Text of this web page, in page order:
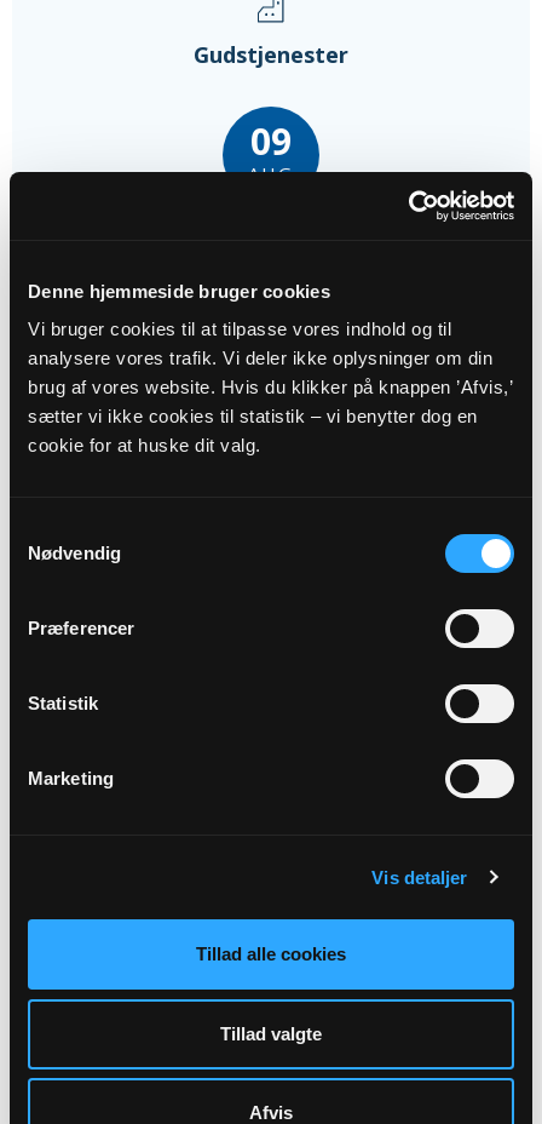
Denne hjemmeside bruger cookies
Vi bruger cookies til at tilpasse vores indhold og til
analysere vores trafik. Vi deler ikke oplysninger om din
brug af vores website. Hvis du klikker på knappen ’Afvis,’
sætter vi ikke cookies til statistik – vi benytter dog en
cookie for at huske dit valg.
Nødvendig
Præferencer
Statistik
Marketing
Vis detaljer
Tillad alle cookies
Tillad valgte
Afvis
Gudstjenester
09
AUG
Jens Lund Andersen
23
AUG
Andet indhold
På denne side finder du kontaktoplysninger til